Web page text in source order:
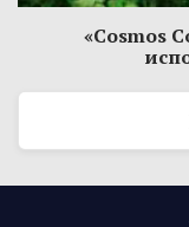
«Cosmos